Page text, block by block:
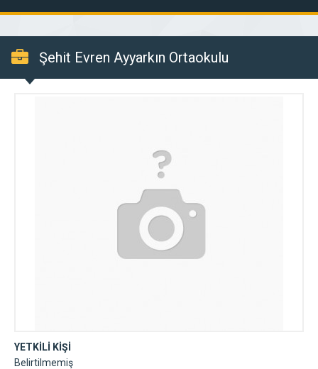
Şehit Evren Ayyarkın Ortaokulu
YETKİLİ KİŞİ
Belirtilmemiş